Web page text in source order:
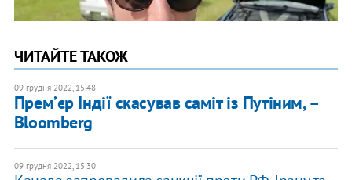
ЧИТАЙТЕ ТАКОЖ
09 грудня 2022, 15:48
Премʼєр Індії скасував саміт із Путіним, –
Bloomberg
09 грудня 2022, 15:30